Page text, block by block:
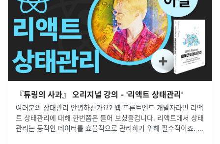
『튜링의 사과』 오리지널 강의 - '리액트 상태관리'
여러분의 상태관리 안녕하신가요? 웹 프론트엔드 개발자라면 리액
트 상태관리에 대해 한번쯤은 들어 보셨을겁니다. 리액트에서 상태
관리는 동적인 데이터를 효율적으로 관리하기 위해 필수적이죠. 상